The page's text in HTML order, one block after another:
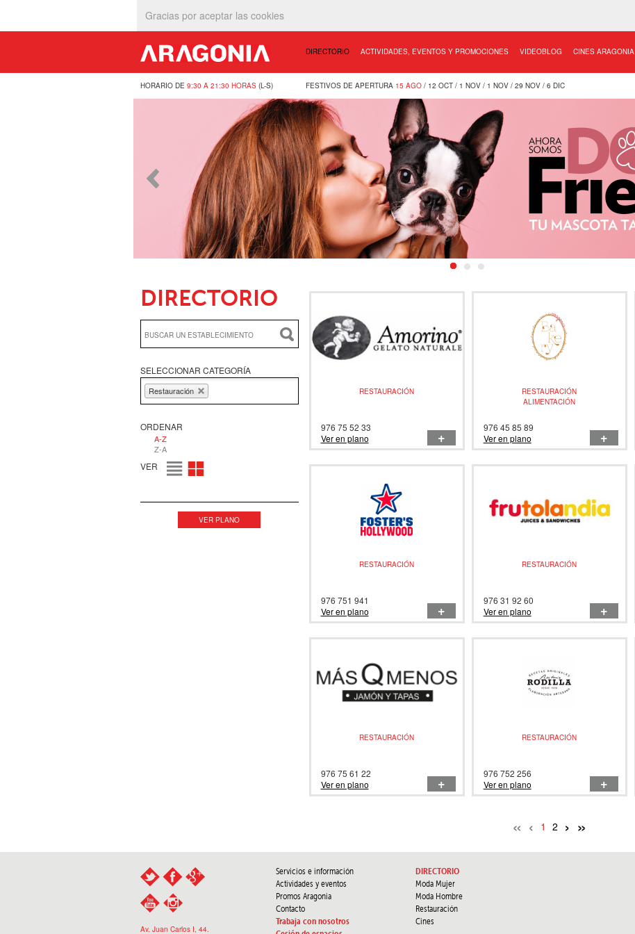
Gracias por aceptar las cookies
DIRECTORIO ACTIVIDADES, EVENTOS Y PROMOCIONES VIDEOBLOG CINES ARAGONIA
HORARIO DE 9:30 A 21:30 HORAS (L-S) FESTIVOS DE APERTURA 15 AGO/ 12 OCT / 1 NOV / 1 NOV / 29 NOV / 6 DIC
DIRECTORIO
SELECCIONAR CATEGORÍA
Restauración
ORDENAR
A-Z
Z-A
VER LISTADO
VER PLANO
RESTAURACIÓN
976 75 52 33
Ver en plano
+
RESTAURACIÓN
ALIMENTACIÓN
976 45 85 89
Ver en plano
+
RESTAURACIÓN
976 751 941
Ver en plano
+
RESTAURACIÓN
976 31 92 60
Ver en plano
+
RESTAURACIÓN
976 75 61 22
Ver en plano
+
RESTAURACIÓN
976 752 256
Ver en plano
+
« ‹ 1 2 › »
Av. Juan Carlos I, 44.
Servicios e información
Actividades y eventos
Promos Aragonia
Contacto
Trabaja con nosotros
DIRECTORIO
Moda Mujer
Moda Hombre
Restauración
Cines